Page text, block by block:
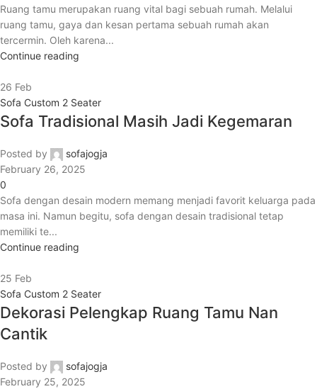
Ruang tamu merupakan ruang vital bagi sebuah rumah. Melalui
ruang tamu, gaya dan kesan pertama sebuah rumah akan
tercermin. Oleh karena...
Continue reading
26 Feb
Sofa Custom 2 Seater
Sofa Tradisional Masih Jadi Kegemaran
Posted by
sofajogja
February 26, 2025
0
Sofa dengan desain modern memang menjadi favorit keluarga pada
masa ini. Namun begitu, sofa dengan desain tradisional tetap
memiliki te...
Continue reading
25 Feb
Sofa Custom 2 Seater
Dekorasi Pelengkap Ruang Tamu Nan
Cantik
Posted by
sofajogja
February 25, 2025